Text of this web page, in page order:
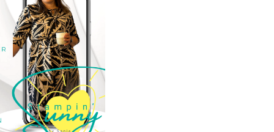
Januar 2025